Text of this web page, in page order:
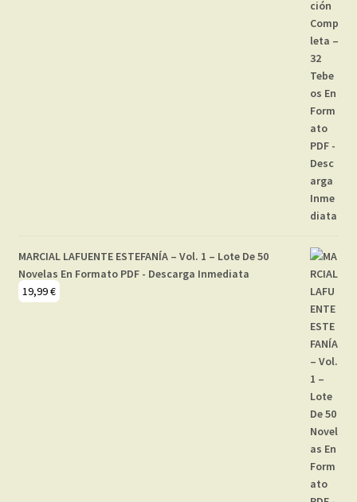
MARCIAL LAFUENTE ESTEFANÍA – Vol. 1 – Lote De 50
Novelas En Formato PDF - Descarga Inmediata
19,99€